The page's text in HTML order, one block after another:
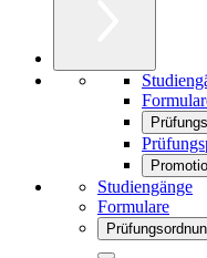
Studiengänge
Formulare